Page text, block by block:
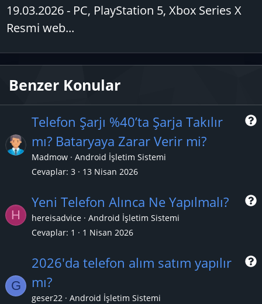
19.03.2026 - PC, PlayStation 5, Xbox Series X
Resmi web...
Benzer Konular
S
Telefon Şarjı %40’ta Şarja Takılır
mı? Bataryaya Zarar Verir mi?
Madmow
Android İşletim Sistemi
Cevaplar 3 13 Nisan 2026
H
S
Yeni Telefon Alınca Ne Yapılmalı?
hereisadvice
Android İşletim Sistemi
Cevaplar 1 1 Nisan 2026
G
S
2026'da telefon alım satım yapılır
mı?
geser22
Android İşletim Sistemi